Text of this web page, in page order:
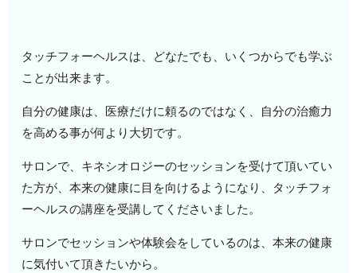
タッチフォーヘルスは、どなたでも、いくつからでも学ぶ
ことが出来ます。
自分の健康は、医療だけに頼るのではなく、自分の治癒力
を高める事が何より大切です。
サロンで、キネシオロジーのセッションを受けて頂いてい
た方が、本来の健康に目を向けるようになり、タッチフォ
ーヘルスの講座を受講してくださいました。
サロンでセッションや体験会をしているのは、本来の健康
に気付いて頂きたいから。